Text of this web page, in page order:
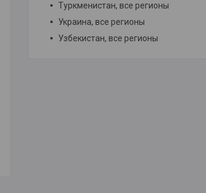
Туркменистан, все регионы
Украина, все регионы
Узбекистан, все регионы